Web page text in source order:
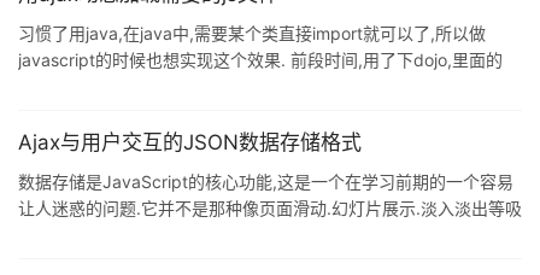
习惯了用java,在java中,需要某个类直接import就可以了,所以做
javascript的时候也想实现这个效果. 前段时间,用了下dojo,里面的
开始用的document.write,执行顺序不对了,这是在后面进行导入,而
义",就是顺序问题了. 接着,我就想用
Ajax与用户交互的JSON数据存储格式
数据存储是JavaScript的核心功能,这是一个在学习前期的一个容易
让人迷惑的问题.它并不是那种像页面滑动.幻灯片展示.淡入淡出等吸